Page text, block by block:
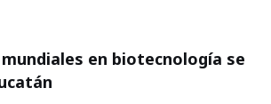
en biotecnología se